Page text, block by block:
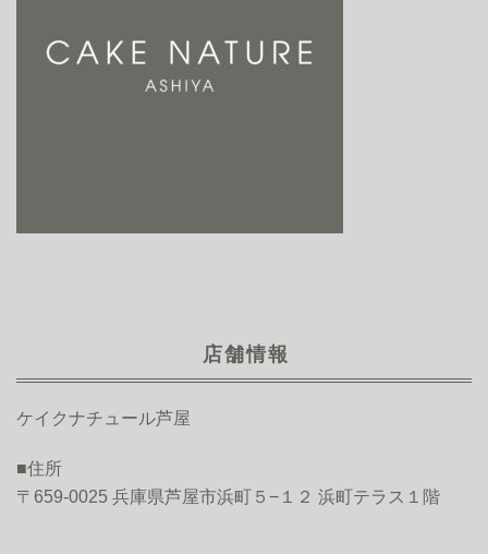
店舗情報
ケイクナチュール芦屋
■住所
〒659-0025 兵庫県芦屋市浜町５−１２ 浜町テラス１階